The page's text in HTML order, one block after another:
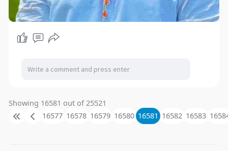
Showing 16581 out of 25521
16577 16578 16579 16580 16581 16582 16583